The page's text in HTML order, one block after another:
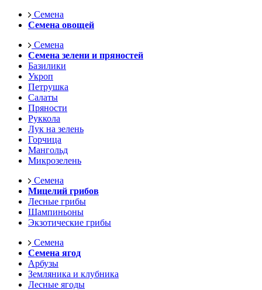
Семена
Семена овощей
Семена
Семена зелени и пряностей
Базилики
Укроп
Петрушка
Салаты
Пряности
Руккола
Лук на зелень
Горчица
Мангольд
Микрозелень
Семена
Мицелий грибов
Лесные грибы
Шампиньоны
Экзотические грибы
Семена
Семена ягод
Арбузы
Земляника и клубника
Лесные ягоды